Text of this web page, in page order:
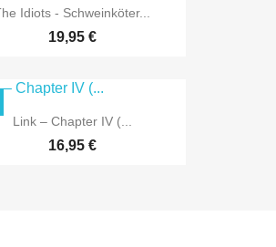
Idiots - Schweinköter...
19,95 €
Link – Chapter IV (...
16,95 €